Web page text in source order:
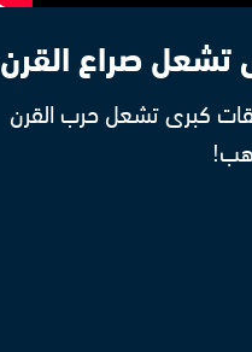
تشعل صراع القرن
كبرى تشعل حرب القرن